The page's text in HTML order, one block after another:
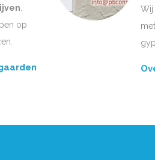
op
Wij
met